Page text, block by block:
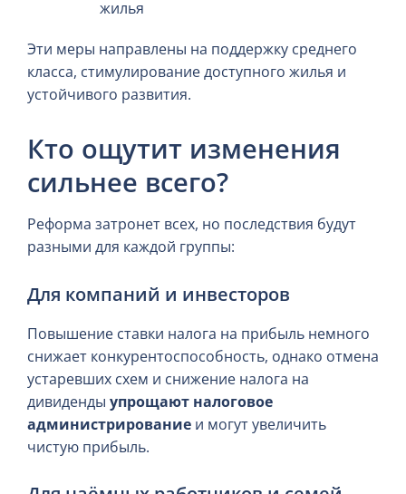
жилья
Эти меры направлены на поддержку среднего
класса, стимулирование доступного жилья и
устойчивого развития.
Кто ощутит изменения
сильнее всего?
Реформа затронет всех, но последствия будут
разными для каждой группы:
Для компаний и инвесторов
Повышение ставки налога на прибыль немного
снижает конкурентоспособность, однако отмена
устаревших схем и снижение налога на
дивиденды упрощают налоговое
администрирование и могут увеличить
чистую прибыль.